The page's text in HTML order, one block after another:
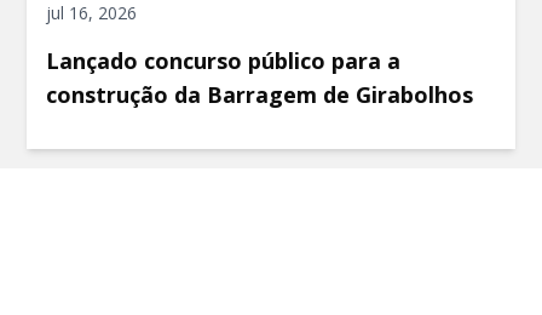
jul 16, 2026
Lançado concurso público para a
construção da Barragem de Girabolhos